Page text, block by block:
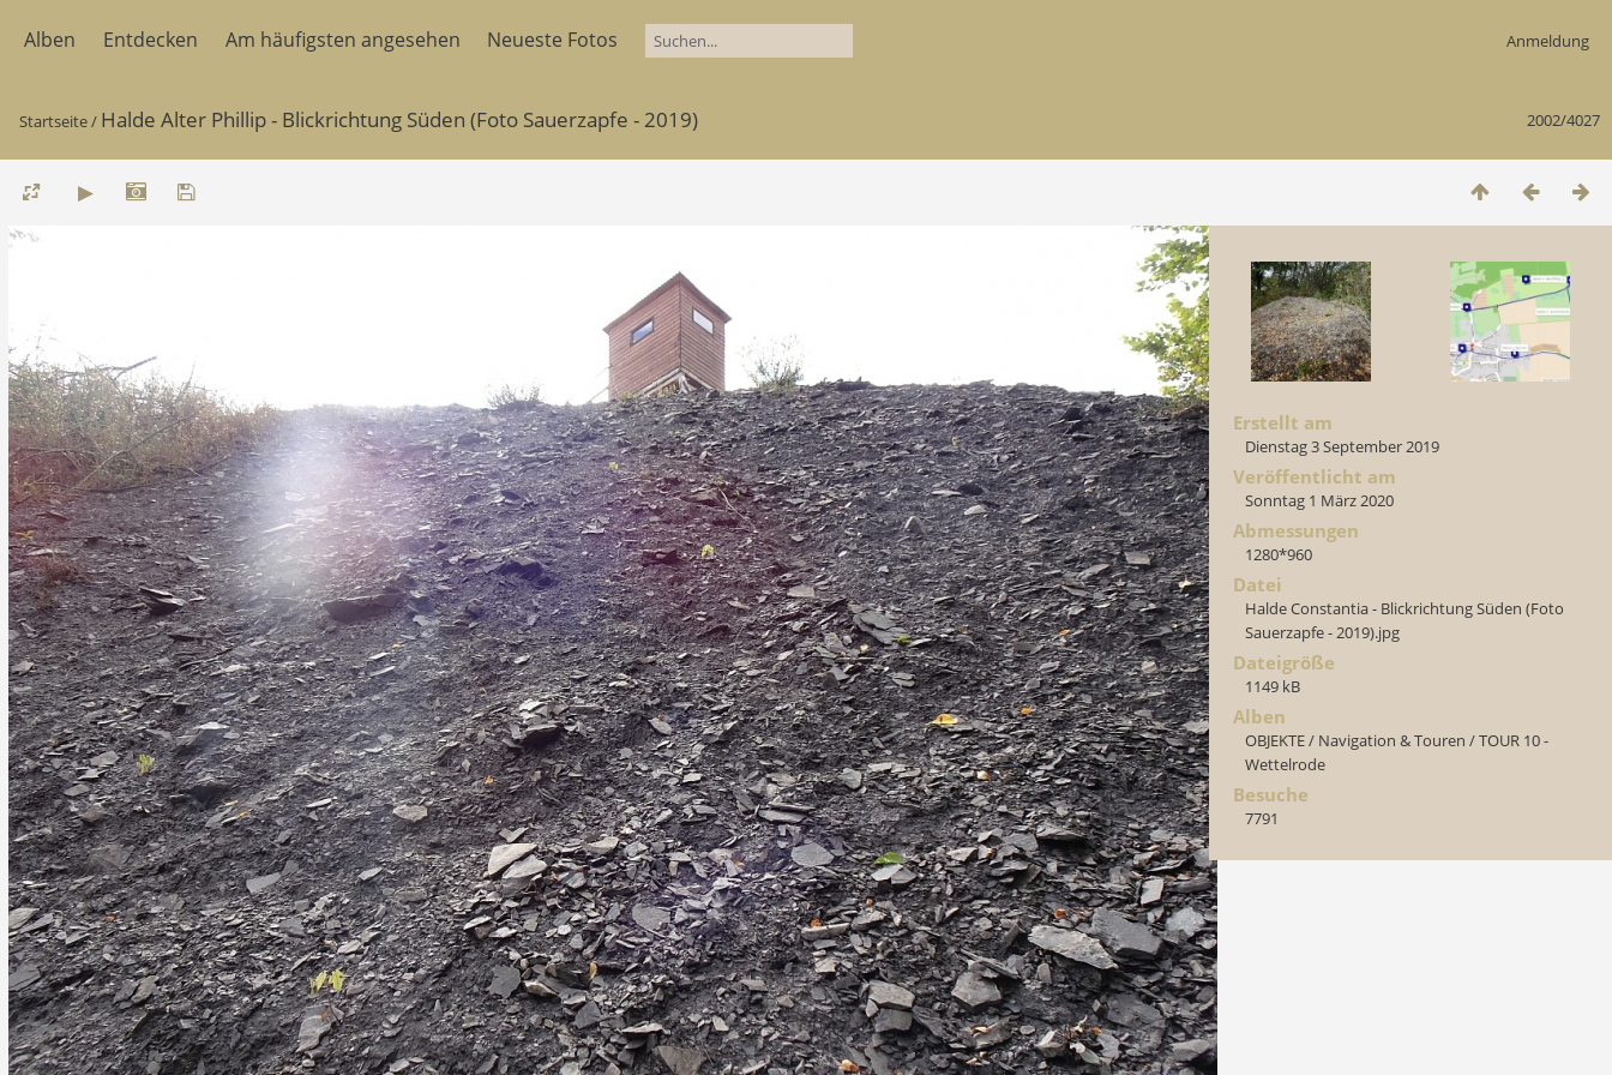
Alben Entdecken Am häufigsten angesehen Neueste Fotos Anmeldung
2002/4027
Startseite/ Halde Alter Phillip - Blickrichtung Süden (Foto Sauerzapfe - 2019)
Erstellt am
Dienstag 3 September 2019
Veröffentlicht am
Sonntag 1 März 2020
Abmessungen
1280*960
Datei
Halde Constantia - Blickrichtung Süden (Foto
Sauerzapfe - 2019).jpg
Dateigröße
1149 kB
Alben
OBJEKTE/ Navigation & Touren /TOUR 10 -
Wettelrode
Besuche
7791